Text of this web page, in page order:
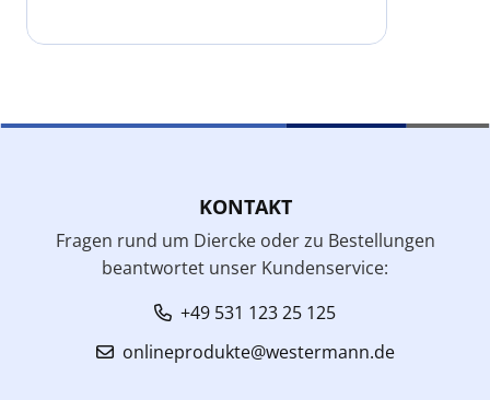
KONTAKT
Fragen rund um Diercke oder zu Bestellungen
beantwortet unser Kundenservice:
+49 531 123 25 125
onlineprodukte@westermann.de